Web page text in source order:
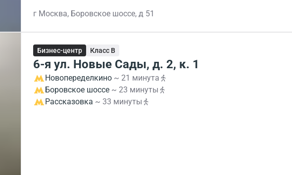
г Москва, Боровское шоссе, д 51
Бизнес-центр Класс B
6-я ул. Новые Сады, д. 2, к. 1
Новопеределкино ~ 21 минута
Боровское шоссе ~ 23 минуты
Рассказовка ~ 33 минуты